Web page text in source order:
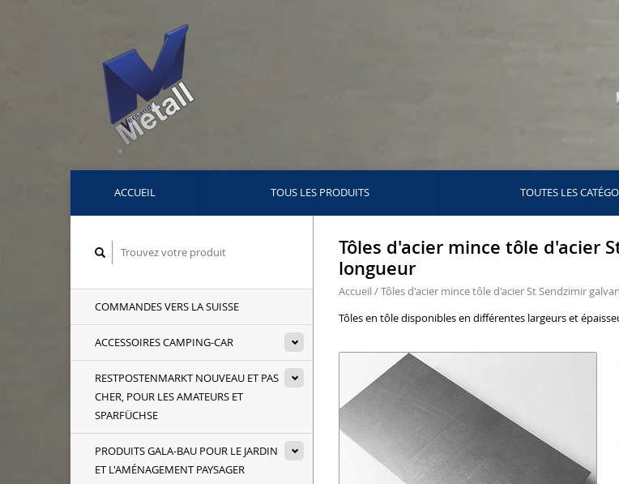
ACCUEIL TOUS LES PRODUITS TOUTES LES
COMMANDES VERS LA SUISSE
ACCESSOIRES CAMPING-CAR
RESTPOSTENMARKT NOUVEAU ET PAS
CHER, POUR LES AMATEURS ET
SPARFÜCHSE
PRODUITS GALA-BAU POUR LE JARDIN
ET L'AMÉNAGEMENT PAYSAGER
Tôles d'acier mince tôle d'acier
longueur
Accueil /Tôles d'acier mince tôle d'acier St Sendzimir
Tôles en tôle disponibles en différentes largeurs et